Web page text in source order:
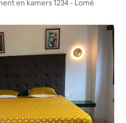
en kamers 1234 - Lomé